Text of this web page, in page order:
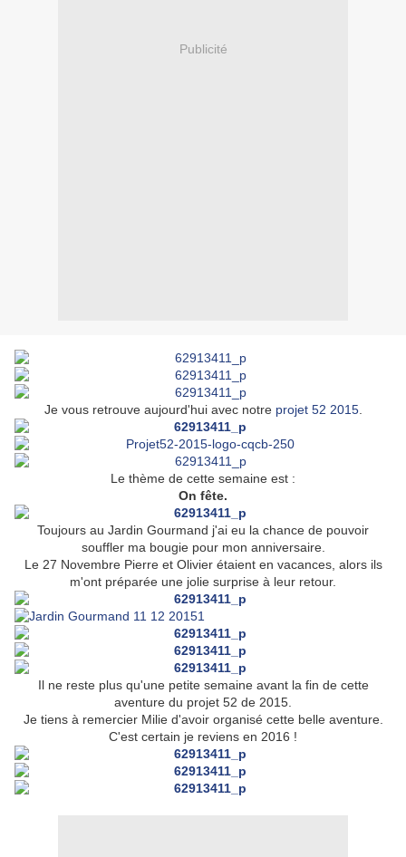
Publicité
Je vous retrouve aujourd'hui avec notre projet 52 2015.
Le thème de cette semaine est :
On fête.
Toujours au Jardin Gourmand j'ai eu la chance de pouvoir
souffler ma bougie pour mon anniversaire.
Le 27 Novembre Pierre et Olivier étaient en vacances, alors ils
m'ont préparée une jolie surprise à leur retour.
Il ne reste plus qu'une petite semaine avant la fin de cette
aventure du projet 52 de 2015.
Je tiens à remercier Milie d'avoir organisé cette belle aventure.
C'est certain je reviens en 2016 !